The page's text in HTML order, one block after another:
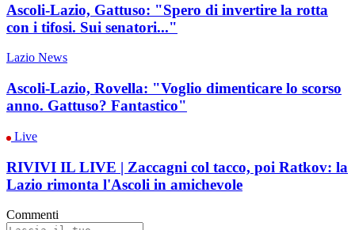
Ascoli-Lazio, Gattuso: "Spero di invertire la rotta
con i tifosi. Sui senatori..."
Lazio News
Ascoli-Lazio, Rovella: "Voglio dimenticare lo scorso
anno. Gattuso? Fantastico"
Live
RIVIVI IL LIVE | Zaccagni col tacco, poi Ratkov: la
Lazio rimonta l'Ascoli in amichevole
Commenti